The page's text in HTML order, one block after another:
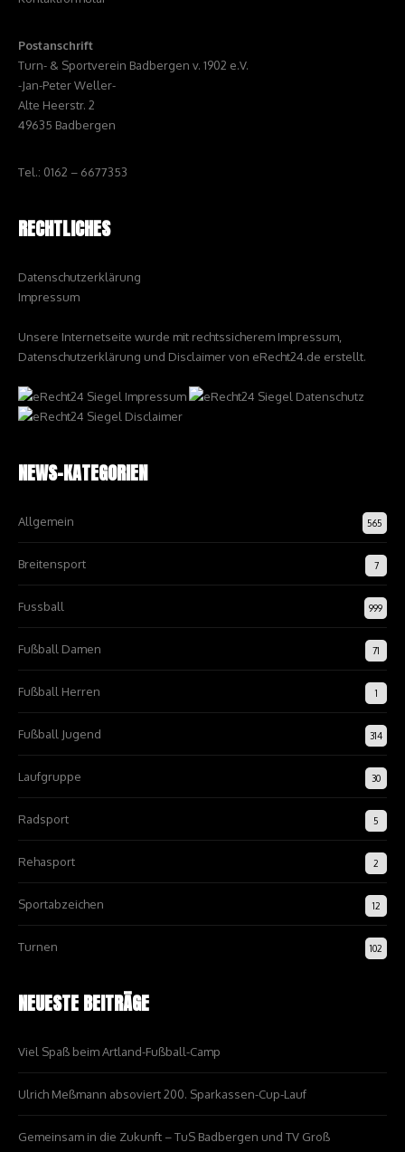
Postanschrift
Turn- & Sportverein Badbergen v. 1902 e.V.
-Jan-Peter Weller-
Alte Heerstr. 2
49635 Badbergen
Tel.: 0162 – 6677353
RECHTLICHES
Datenschutzerklärung
Impressum
Unsere Internetseite wurde mit rechtssicherem Impressum,
Datenschutzerklärung und Disclaimer von eRecht24.de erstellt.
NEWS-KATEGORIEN
Allgemein 565
Breitensport 7
Fussball 999
Fußball Damen 71
Fußball Herren 1
Fußball Jugend 314
Laufgruppe 30
Radsport 5
Rehasport 2
Sportabzeichen 12
Turnen 102
NEUESTE BEITRÄGE
Viel Spaß beim Artland-Fußball-Camp
Ulrich Meßmann absoviert 200. Sparkassen-Cup-Lauf
Gemeinsam in die Zukunft – TuS Badbergen und TV Groß